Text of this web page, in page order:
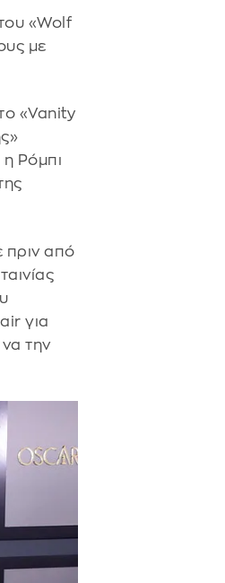
«Wolf
με
«Vanity
η Ρόμπι
πριν από
για
την